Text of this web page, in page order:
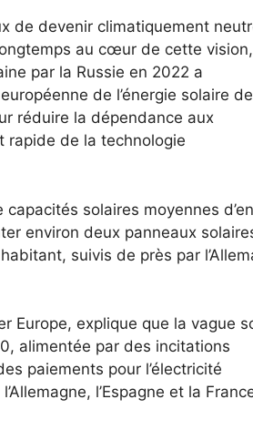
de devenir climatiquement
au cœur de cette
par la Russie en 2022 a
de l’énergie solaire de
réduire la dépendance aux
rapide de la technologie
solaires moyennes
environ deux panneaux
suivis de près par
Europe, explique que la vague
alimentée par des incitations
paiements pour l’électricité
l’Espagne et la